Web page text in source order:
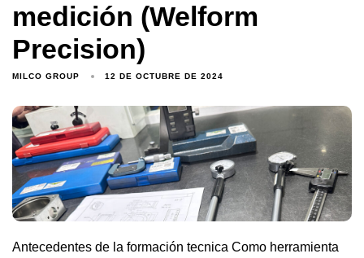
medición (Welform
Precision)
MILCO GROUP 12 DE OCTUBRE DE 2024
Antecedentes de la formación tecnica Como herramienta